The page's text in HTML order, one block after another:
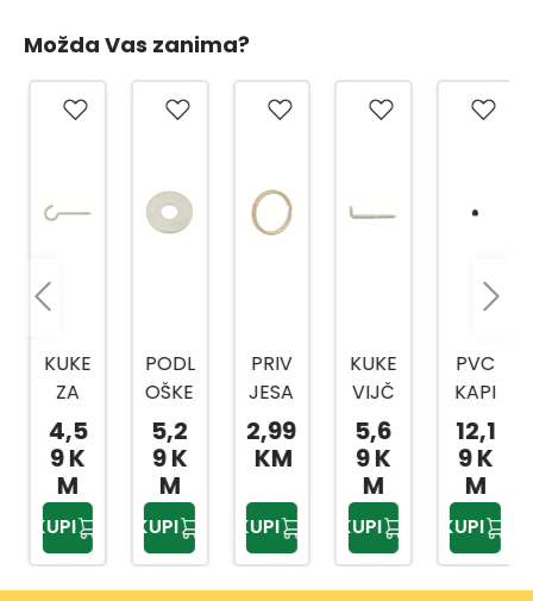
Možda Vas zanima?
KUKE
ZA
LUST
ER
80M
M
4KO
M
FI4,7
4,5
9 K
M
KUPI
PODL
OŠKE
M12
5KO
M
DIN
9021
POCI
NČA
5,2
9 K
M
KUPI
PRIV
JESA
K ZA
KLJU
16M
M
5KO
M
2,99
KM
KUPI
KUKE
VIJČ
ANE
SA
PRO
REZO
M
80M
M
5,6
9 K
M
KUPI
PVC
KAPI
CA
ZA
6KT
MATI
CU
M10
CRN
12,1
9 K
M
KUPI